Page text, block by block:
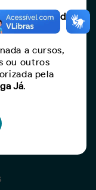
oferecidos
a cursos,
ou outros
pela
Já.